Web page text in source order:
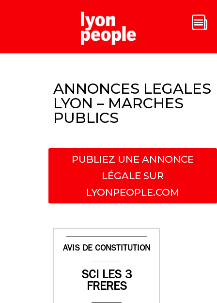
ANNONCES LEGALES
LYON – MARCHES
PUBLICS
PUBLIEZ UNE ANNONCE
LÉGALE SUR
LYONPEOPLE.COM
AVIS DE CONSTITUTION
SCI LES 3
FRERES